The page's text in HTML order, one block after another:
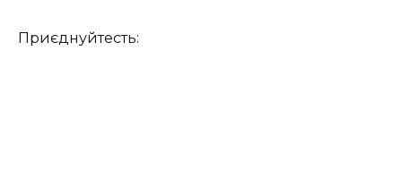
Приєднуйтесть: